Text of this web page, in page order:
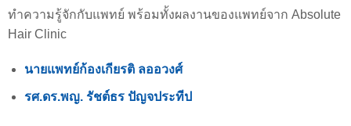
ทำความรู้จักกับแพทย์ พร้อมทั้งผลงานของแพทย์จาก Absolute
Hair Clinic
นายแพทย์ก้องเกียรติ ลออวงศ์
รศ.ดร.พญ. รัชต์ธร ปัญจประทีป